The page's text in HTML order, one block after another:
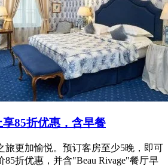
85折优惠，含早餐
旅更加愉悦。预订客房至少5晚，即可
85折优惠，并含"Beau Rivage"餐厅早